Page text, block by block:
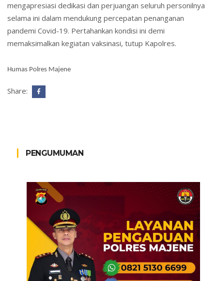
mengapresiasi dedikasi dan perjuangan seluruh personilnya
selama ini dalam mendukung percepatan penanganan
pandemi Covid-19. Pertahankan kondisi ini demi
memaksimalkan kegiatan vaksinasi, tutup Kapolres.
Humas Polres Majene
Share:
PENGUMUMAN